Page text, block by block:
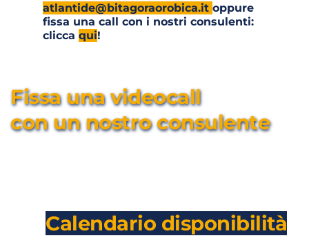
atlantide@bitagoraorobica.it oppure
fissa una call con i nostri consulenti:
clicca qui!
Fissa una videocall
con un nostro consulente
Calendario disponibilità